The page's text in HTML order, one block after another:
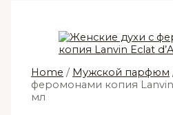
Home / Мужской парфюм
феромонами копия Lanvin
мл